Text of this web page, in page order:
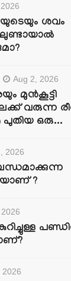
ശവം
Aug 2, 2026
മുൻകൂട്ടി
വരുന്ന
പുതിയ ഒരു...
2026
?
2026